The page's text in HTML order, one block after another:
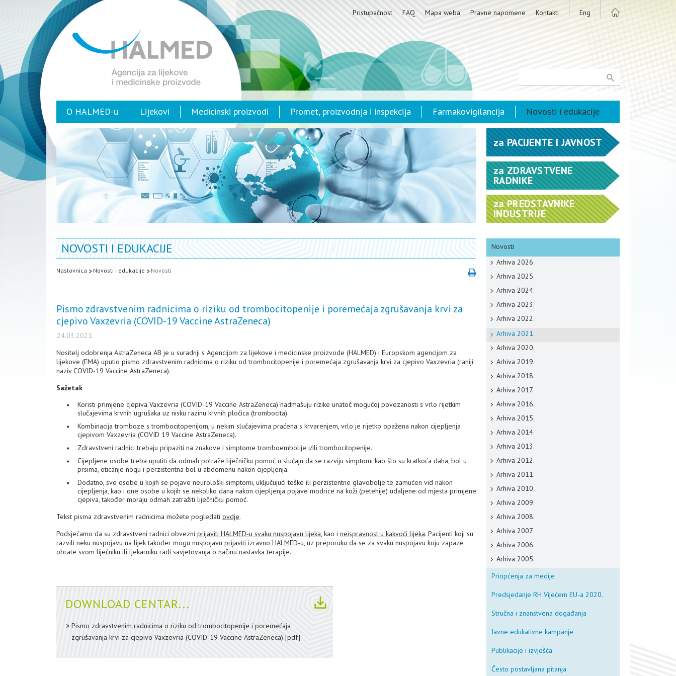
Pristupačnost FAQ Mapa weba Pravne napomene Kontakti Eng
O HALMED-u Lijekovi Medicinski proizvodi Promet, proizvodnja i inspekcija Farmakovigilancija Novosti i edukacije
NOVOSTI I EDUKACIJE
Naslovnica Novosti i edukacije Novosti
Pismo zdravstvenim radnicima o riziku od trombocitopenije i poremećaja zgrušavanja krvi za
cjepivo Vaxzevria (COVID-19 Vaccine AstraZeneca)
24.03.2021.
Nositelj odobrenja AstraZeneca AB je u suradnji s Agencijom za lijekove i medicinske proizvode (HALMED) i Europskom agencijom za
lijekove (EMA) uputio pismo zdravstvenim radnicima o riziku od trombocitopenije i poremećaja zgrušavanja krvi za cjepivo Vaxzevria (raniji
naziv COVID-19 Vaccine AstraZeneca).
Sažetak
Koristi primjene cjepiva Vaxzevria (COVID-19 Vaccine AstraZeneca) nadmašuju rizike unatoč mogućoj povezanosti s vrlo rijetkim
slučajevima krvnih ugrušaka uz nisku razinu krvnih pločica (trombocita).
Kombinacija tromboze s trombocitopenijom, u nekim slučajevima praćena s krvarenjem, vrlo je rijetko opažena nakon cijepljenja
cjepivom Vaxzevria (COVID 19 Vaccine AstraZeneca).
Zdravstveni radnici trebaju pripaziti na znakove i simptome tromboembolije i/ili trombocitopenije.
Cijepljene osobe treba uputiti da odmah potraže liječničku pomoć u slučaju da se razviju simptomi kao što su kratkoća daha, bol u
prsima, oticanje nogu i perzistentna bol u abdomenu nakon cijepljenja.
Dodatno, sve osobe u kojih se pojave neurološki simptomi, uključujući teške ili perzistentne glavobolje te zamućen vid nakon
cijepljenja, kao i one osobe u kojih se nekoliko dana nakon cijepljenja pojave modrice na koži (petehije) udaljene od mjesta primjene
cjepiva, također moraju odmah zatražiti liječničku pomoć.
Tekst pisma zdravstvenim radnicima možete pogledati ovdje.
Podsjećamo da su zdravstveni radnici obvezni prijaviti HALMED-u svaku nuspojavu lijeka, kao i neispravnost u kakvoći lijeka. Pacijenti koji su
razvili neku nuspojavu na lijek također mogu nuspojavu prijaviti izravno HALMED-u, uz preporuku da se za svaku nuspojavu koju zapaze
obrate svom liječniku ili ljekarniku radi savjetovanja o načinu nastavka terapije.
DOWNLOAD CENTAR...
Pismo zdravstvenim radnicima o riziku od trombocitopenije i poremećaja
zgrušavanja krvi za cjepivo Vaxzevria (COVID-19 Vaccine AstraZeneca) [pdf]
za PACIJENTE I JAVNOST
za ZDRAVSTVENE
RADNIKE
zaPREDSTAVNIKE
INDUSTRIJE
Novosti
Arhiva 2026.
Arhiva 2025.
Arhiva 2024.
Arhiva 2023.
Arhiva 2022.
Arhiva 2021.
Arhiva 2020.
Arhiva 2019.
Arhiva 2018.
Arhiva 2017.
Arhiva 2016.
Arhiva 2015.
Arhiva 2014.
Arhiva 2013.
Arhiva 2012.
Arhiva 2011.
Arhiva 2010.
Arhiva 2009.
Arhiva 2008.
Arhiva 2007.
Arhiva 2006.
Arhiva 2005.
Priopćenja za medije
Predsjedanje RH Vijećem EU-a 2020.
Stručna i znanstvena događanja
Javne edukativne kampanje
Publikacije i izvješća
Često postavljana pitanja